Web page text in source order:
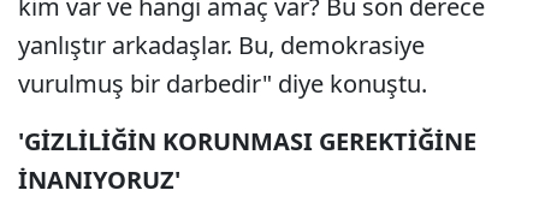
kim var ve hangi amaç var? Bu son derece
yanlıştır arkadaşlar. Bu, demokrasiye
vurulmuş bir darbedir" diye konuştu.
'GİZLİLİĞİN KORUNMASI GEREKTİĞİNE
İNANIYORUZ'